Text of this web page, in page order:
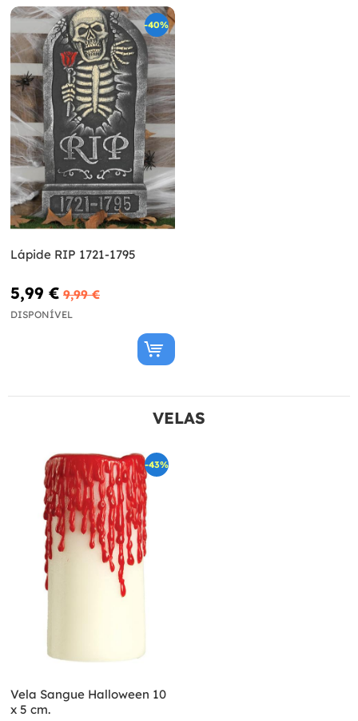
-40%
Lápide RIP 1721-1795
5,99 € 9,99 €
DISPONÍVEL
VELAS
-43%
Vela Sangue Halloween 10
x 5 cm.